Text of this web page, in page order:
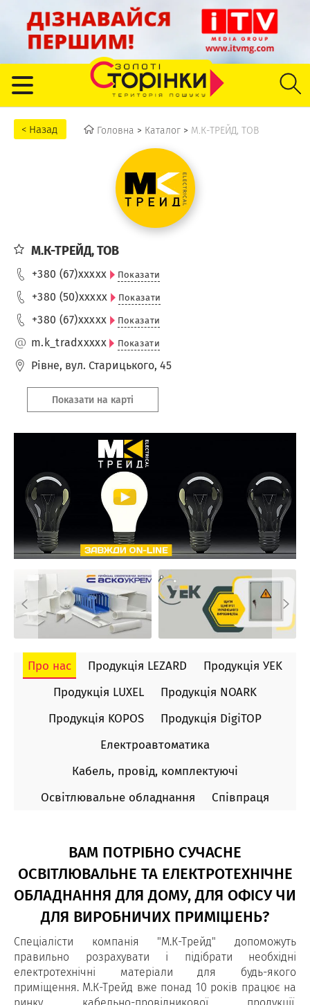
Головна > Каталог > М.К-ТРЕЙД, ТОВ
М.К-ТРЕЙД, ТОВ
+380 (67)xxxxx Показати
+380 (50)xxxxx Показати
+380 (67)xxxxx Показати
m.k_tradxxxxx Показати
Рівне, вул. Старицького, 45
Показати на карті
Про нас Продукція LEZARD
Продукція УEK
Продукція LUXEL
Продукція NOARK
Продукція KOPOS
Продукція DigiTOP
Електроавтоматика
Кабель, провід, комплектуючі
Освітлювальне обладнання
Співпраця
ВАМ ПОТРІБНО СУЧАСНЕ
ОСВІТЛЮВАЛЬНЕ ТА ЕЛЕКТРОТЕХНІЧНЕ
ОБЛАДНАННЯ ДЛЯ ДОМУ, ДЛЯ ОФІСУ ЧИ
ДЛЯ ВИРОБНИЧИХ ПРИМІЩЕНЬ?
Спеціалісти компанія "М.К-Трейд" допоможуть
правильно розрахувати і підібрати необхідні
електротехнічні матеріали для будь-якого
приміщення. М.К-Трейд вже понад 10 років працює на